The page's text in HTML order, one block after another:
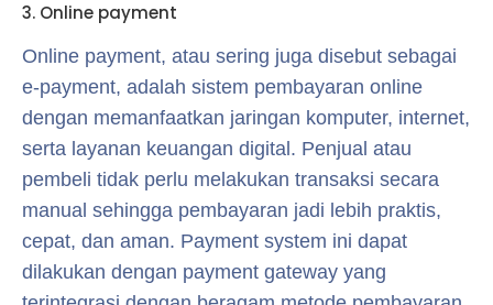
3. Online payment
Online payment, atau sering juga disebut sebagai
e-payment, adalah sistem pembayaran online
dengan memanfaatkan jaringan komputer, internet,
serta layanan keuangan digital. Penjual atau
pembeli tidak perlu melakukan transaksi secara
manual sehingga pembayaran jadi lebih praktis,
cepat, dan aman. Payment system ini dapat
dilakukan dengan payment gateway yang